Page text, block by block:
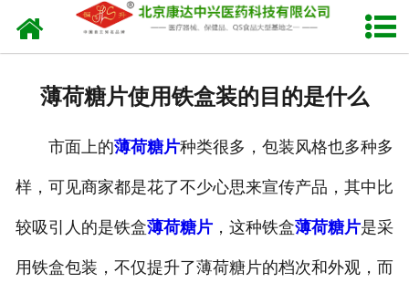
网站首页
发货现场
薄荷糖片使用铁盒装的目的是什么
市面上的薄荷糖片种类很多，包装风格也多种多
样，可见商家都是花了不少心思来宣传产品，其中比
较吸引人的是铁盒薄荷糖片，这种铁盒薄荷糖片是采
用铁盒包装，不仅提升了薄荷糖片的档次和外观，而